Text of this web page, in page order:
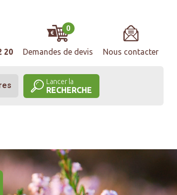
20
0
Demandes de devis Nous contacter
Lancer la
RECHERCHE